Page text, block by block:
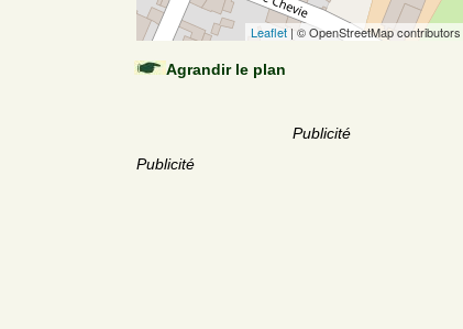
Leaflet | © OpenStreetMap contributors
Agrandir le plan
Publicité
Publicité